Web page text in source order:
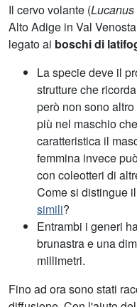
Il cervo volante (
Alto Adige in Val
legato ai boschi di
La specie deve il
strutture che
però non sono
più nel maschio
caratteristica il
femmina invece
con coleotteri di
Come si distingue
simili?
Entrambi i generi
brunastra e una
millimetri.
Fino ad ora sono stati